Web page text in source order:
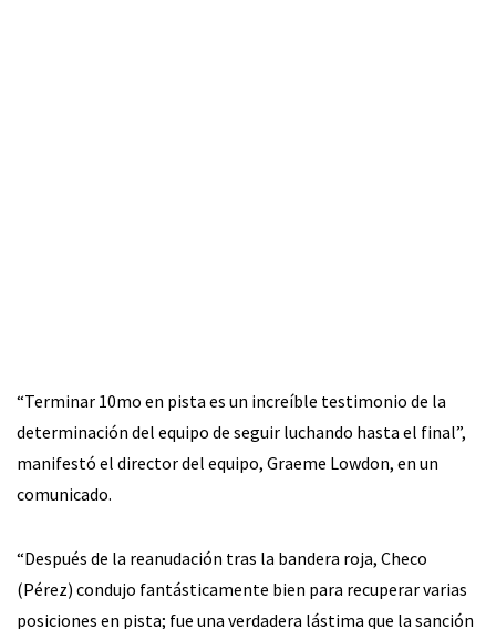
“Terminar 10mo en pista es un increíble testimonio de la
determinación del equipo de seguir luchando hasta el final”,
manifestó el director del equipo, Graeme Lowdon, en un
comunicado.
“Después de la reanudación tras la bandera roja, Checo
(Pérez) condujo fantásticamente bien para recuperar varias
posiciones en pista; fue una verdadera lástima que la sanción